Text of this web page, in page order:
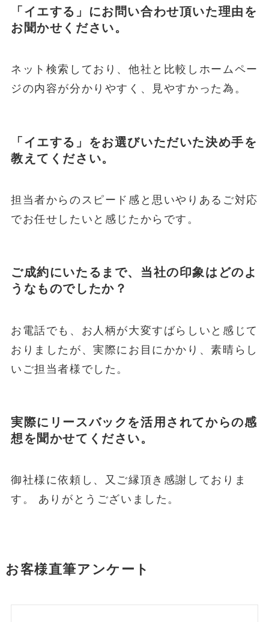
「イエする」にお問い合わせ頂いた理由を
お聞かせください。
ネット検索しており、他社と比較しホームペー
ジの内容が分かりやすく、見やすかった為。
「イエする」をお選びいただいた決め手を
教えてください。
担当者からのスピード感と思いやりあるご対応
でお任せしたいと感じたからです。
ご成約にいたるまで、当社の印象はどのよ
うなものでしたか？
お電話でも、お人柄が大変すばらしいと感じて
おりましたが、実際にお目にかかり、素晴らし
いご担当者様でした。
実際にリースバックを活用されてからの感
想を聞かせてください。
御社様に依頼し、又ご縁頂き感謝しておりま
す。 ありがとうございました。
お客様直筆アンケート